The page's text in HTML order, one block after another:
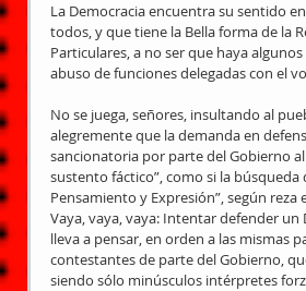
La Democracia encuentra su sentido
todos, y que tiene la Bella forma de la
Particulares, a no ser que haya
abuso de funciones delegadas con el
No se juega, señores, insultando al
alegremente que la demanda en
sancionatoria por parte del Gobierno
sustento fáctico”, como si la
Pensamiento y Expresión”, según
Vaya, vaya, vaya: Intentar defender
lleva a pensar, en orden a las mismas
contestantes de parte del Gobierno,
siendo sólo minúsculos intérpretes